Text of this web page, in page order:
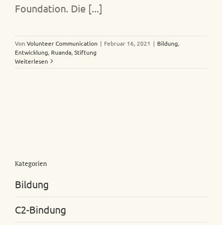
Foundation. Die [...]
Von Volunteer Communication | Februar 16, 2021 | Bildung,
Entwicklung, Ruanda, Stiftung
Weiterlesen
Kategorien
Bildung
C2-Bindung